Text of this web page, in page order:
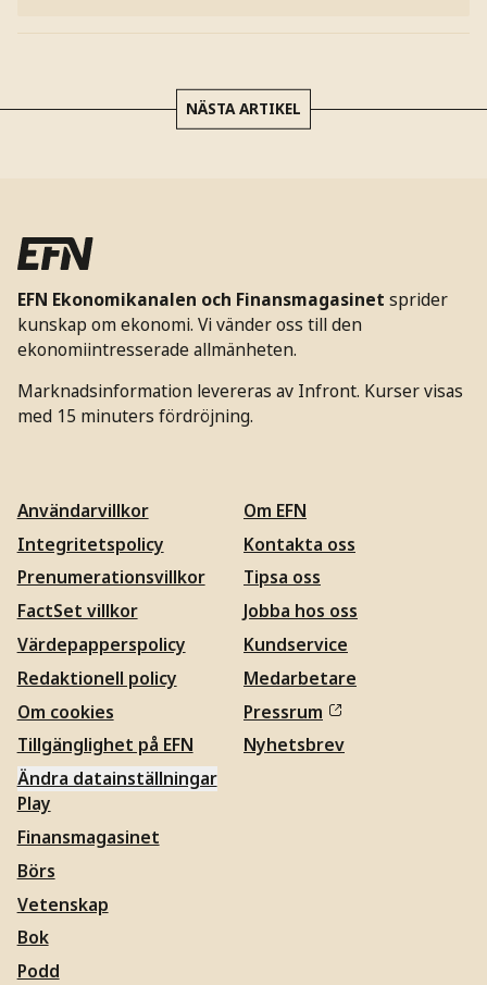
NÄSTA ARTIKEL
EFN Ekonomikanalen och Finansmagasinet sprider
kunskap om ekonomi. Vi vänder oss till den
ekonomiintresserade allmänheten.
Marknadsinformation levereras av Infront. Kurser visas
med 15 minuters fördröjning.
Användarvillkor
Integritetspolicy
Prenumerationsvillkor
FactSet villkor
Värdepapperspolicy
Redaktionell policy
Om cookies
Tillgänglighet på EFN
Ändra datainställningar
Om EFN
Kontakta oss
Tipsa oss
Jobba hos oss
Kundservice
Medarbetare
Pressrum
Nyhetsbrev
Play
Finansmagasinet
Börs
Vetenskap
Bok
Podd